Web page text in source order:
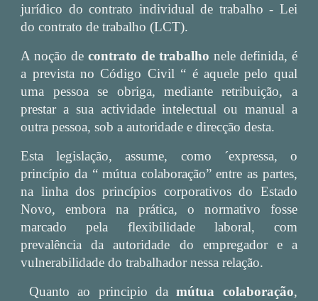
jurídico do contrato individual de trabalho - Lei
do contrato de trabalho (LCT).
A noção decontrato de trabalho nele definida, é
a prevista no Código Civil “ é aquele pelo qual
uma pessoa se obriga, mediante retribuição, a
prestar a sua actividade intelectual ou manual a
outra pessoa, sob a autoridade e direcção desta.
Esta legislação, assume, como ´expressa, o
princípio da “ mútua colaboração” entre as partes,
na linha dos princípios corporativos do Estado
Novo, embora na prática, o normativo fosse
marcado pela flexibilidade laboral, com
prevalência da autoridade do empregador e a
vulnerabilidade do trabalhador nessa relação.
Quanto ao principio damútua colaboração,